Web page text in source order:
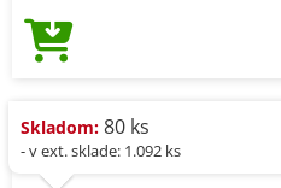
Skladom: 80 ks
- v ext. sklade: 1.092 ks